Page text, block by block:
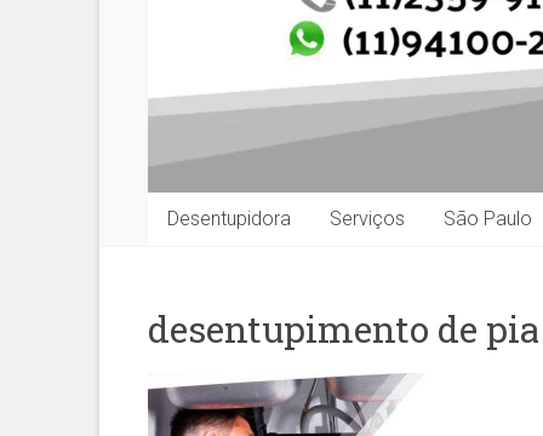
Desentupidora Serviços São Paulo
desentupimento de